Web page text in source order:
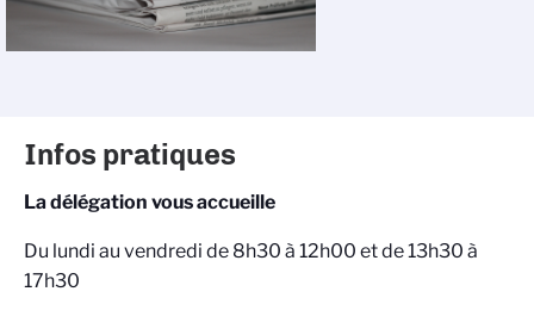
Infos pratiques
La délégation vous accueille
Du lundi au vendredi de 8h30 à 12h00 et de 13h30 à
17h30